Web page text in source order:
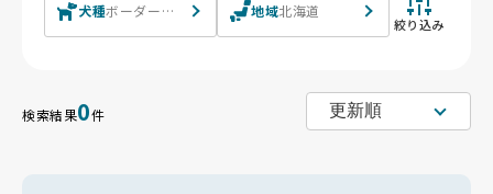
犬種ボーダーコリー 地域北海道
絞り込み
検索結果0件